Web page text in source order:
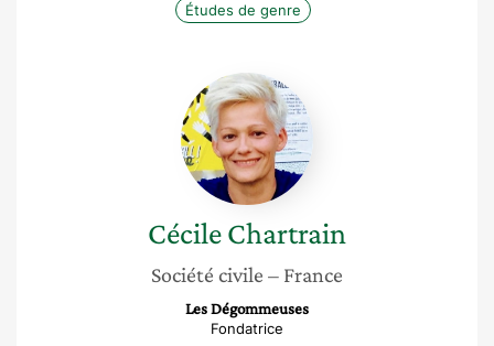
Études de genre
Cécile
Chartrain
CécileChartrain
Société civile – France
Les Dégommeuses
Fondatrice